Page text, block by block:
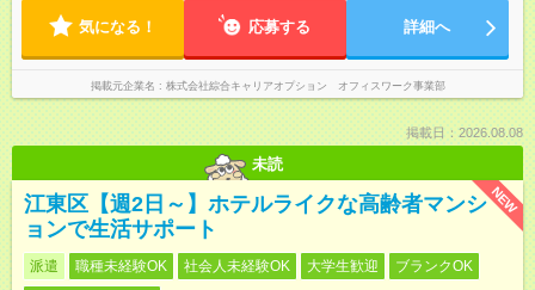
気になる！ 応募する 詳細へ
掲載元企業名 株式会社綜合キャリアオプション オフィスワーク事業部
掲載日：2026.08.08
未読
NEW
江東区【週2日～】ホテルライクな高齢者マンシ
ョンで生活サポート
派遣 職種未経験OK 社会人未経験OK 大学生歓迎
ブランクOK